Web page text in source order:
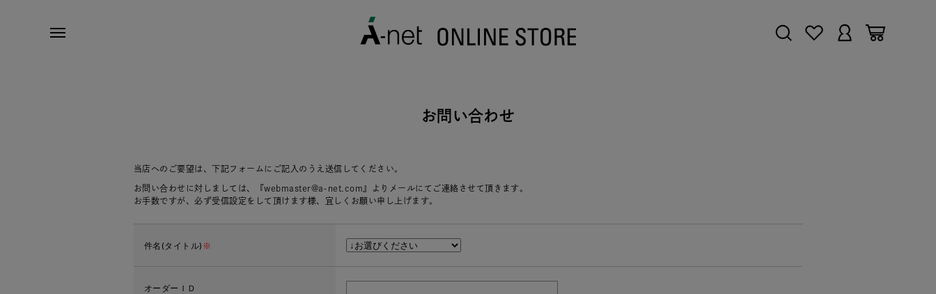
お問い合わせ
当店へのご要望は、下記フォームにご記入のうえ送信してください。
お問い合わせに対しましては、『webmaster@a-net.com』よりメールにてご連絡させて頂きます。
お手数ですが、必ず受信設定をして頂けます様、宜しくお願い申し上げます。
件名(タイトル) ※
オーダーＩＤ